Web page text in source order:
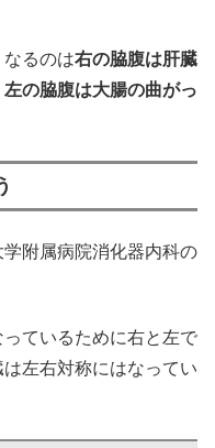
るのは右の脇腹は肝臓
左の脇腹は大腸の曲がっ
附属病院消化器内科の
っているために右と左で
左右対称にはなってい